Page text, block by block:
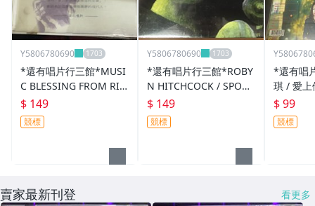
Y5806780690
*還有唱片行三館*MUSI
C BLESSING FROM RIC
HARD CLAYDERM 二手
ZZ8780(需競標)
$ 149
競標
Y5806780690
*還有唱片行三館*ROBY
N HITCHCOCK / SPOO
KED 全新 ZZ17095(競
標)
$ 149
競標
*還有唱
琪 / 愛上
二手
$ 99
競標
賣家最新刊登 看更多